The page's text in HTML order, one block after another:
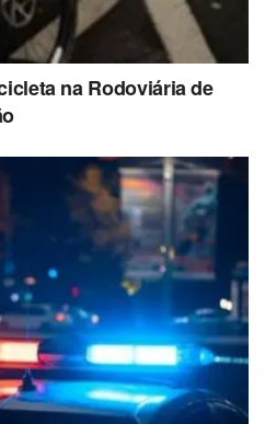
na Rodoviária de